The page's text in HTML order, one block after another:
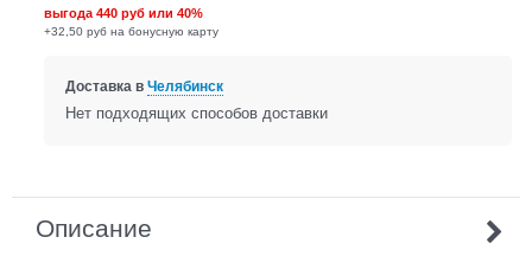
выгода440 руб или40%
+32,50 руб на бонусную карту
Доставка в Челябинск
Нет подходящих способов доставки
Описание